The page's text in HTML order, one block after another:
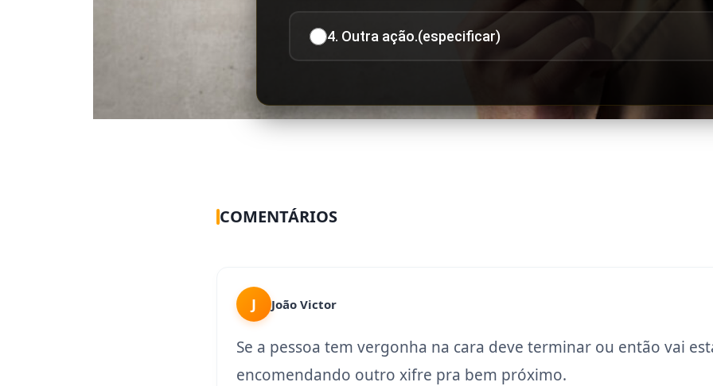
4. Outra ação.(especificar)
COMENTÁRIOS
J João Victor
Se a pessoa tem vergonha na cara deve terminar ou então vai
encomendando outro xifre pra bem próximo.